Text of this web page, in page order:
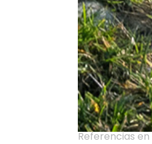
Referencias